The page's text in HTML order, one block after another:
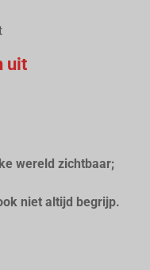
uit
wereld zichtbaar;
niet altijd begrijp.